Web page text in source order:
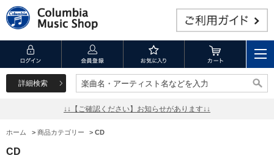
詳細検索 楽曲名・アーティスト名などを入力
楽曲名・アーティスト名などを入力
↓↓【ご確認ください】お知らせがあります↓↓
ホーム > 商品カテゴリー > CD
CD